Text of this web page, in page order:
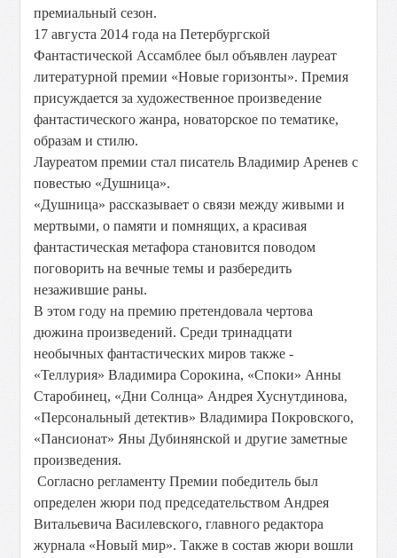
премиальный сезон.
17 августа 2014 года на Петербургской
Фантастической Ассамблее был объявлен лауреат
литературной премии «Новые горизонты». Премия
присуждается за художественное произведение
фантастического жанра, новаторское по тематике,
образам и стилю.
Лауреатом премии стал писатель Владимир Аренев с
повестью «Душница».
«Душница» рассказывает о связи между живыми и
мертвыми, о памяти и помнящих, а красивая
фантастическая метафора становится поводом
поговорить на вечные темы и разбередить
незажившие раны.
В этом году на премию претендовала чертова
дюжина произведений. Среди тринадцати
необычных фантастических миров также -
«Теллурия» Владимира Сорокина, «Споки» Анны
Старобинец, «Дни Солнца» Андрея Хуснутдинова,
«Персональный детектив» Владимира Покровского,
«Пансионат» Яны Дубинянской и другие заметные
произведения.
Согласно регламенту Премии победитель был
определен жюри под председательством Андрея
Витальевича Василевского, главного редактора
журнала «Новый мир». Также в состав жюри вошли